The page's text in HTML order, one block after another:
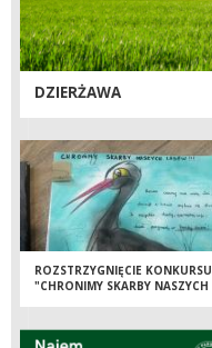
DZIERŻAWA
ROZSTRZYGNIĘCIE KONKURSU
"CHRONIMY SKARBY NASZYCH